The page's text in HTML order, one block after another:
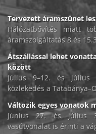
Tervezett áramszünet
Hálózatbővítés miatt
áramszolgáltatás 8 és
Átszállással lehet
között
Július 9–12. és július
közlekedés a
Változik egyes vonatok
Június 27. és július
vasútvonalat is érinti a